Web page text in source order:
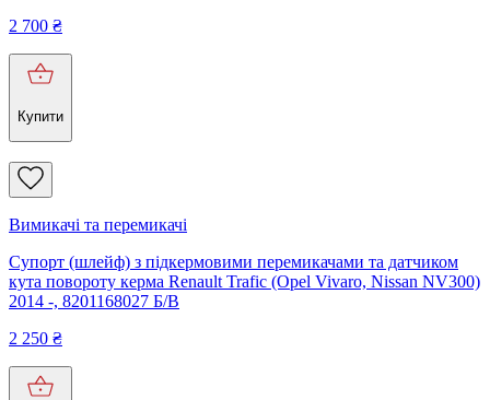
2 700 ₴
Купити
Вимикачі та перемикачі
Супорт (шлейф) з підкермовими перемикачами та датчиком
кута повороту керма Renault Trafic (Opel Vivaro, Nissan NV300)
2014 -, 8201168027 Б/В
2 250 ₴